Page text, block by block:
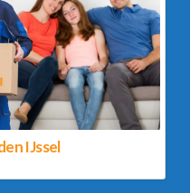
IJssel